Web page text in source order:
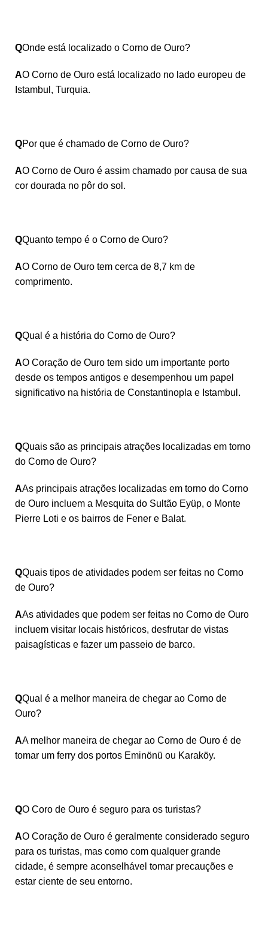
QOnde está localizado o Corno de Ouro?
AO Corno de Ouro está localizado no lado europeu de
Istambul, Turquia.
QPor que é chamado de Corno de Ouro?
AO Corno de Ouro é assim chamado por causa de sua
cor dourada no pôr do sol.
QQuanto tempo é o Corno de Ouro?
AO Corno de Ouro tem cerca de 8,7 km de
comprimento.
QQual é a história do Corno de Ouro?
AO Coração de Ouro tem sido um importante porto
desde os tempos antigos e desempenhou um papel
significativo na história de Constantinopla e Istambul.
QQuais são as principais atrações localizadas em torno
do Corno de Ouro?
AAs principais atrações localizadas em torno do Corno
de Ouro incluem a Mesquita do Sultão Eyüp, o Monte
Pierre Loti e os bairros de Fener e Balat.
QQuais tipos de atividades podem ser feitas no Corno
de Ouro?
AAs atividades que podem ser feitas no Corno de Ouro
incluem visitar locais históricos, desfrutar de vistas
paisagísticas e fazer um passeio de barco.
QQual é a melhor maneira de chegar ao Corno de
Ouro?
AA melhor maneira de chegar ao Corno de Ouro é de
tomar um ferry dos portos Eminönü ou Karaköy.
QO Coro de Ouro é seguro para os turistas?
AO Coração de Ouro é geralmente considerado seguro
para os turistas, mas como com qualquer grande
cidade, é sempre aconselhável tomar precauções e
estar ciente de seu entorno.